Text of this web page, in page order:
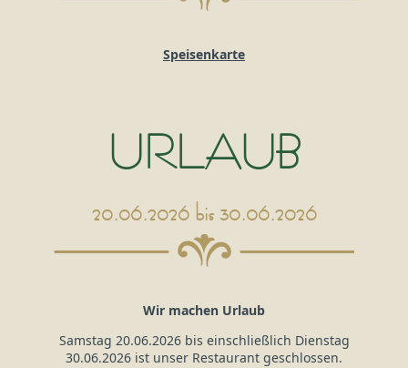
Speisenkarte
URLAUB
20.06.2026 bis 30.06.2026
Wir machen Urlaub
Samstag 20.06.2026 bis einschließlich Dienstag
30.06.2026 ist unser Restaurant geschlossen.